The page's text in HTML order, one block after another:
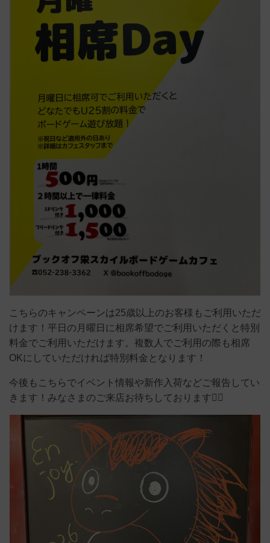
こちらのキャンペーンは25歳以上のお客様もご利用いただ
けます！平日の月曜日に相席希望でご利用いただくと特別
料金でご利用いただけます。複数人でご利用の際も相席
OKにしていただければ特別料金となります！
今後もこちらでイベント情報や新作入荷などご報告してい
きます！みなさまのご来店お待ちしております🙇‍♂️